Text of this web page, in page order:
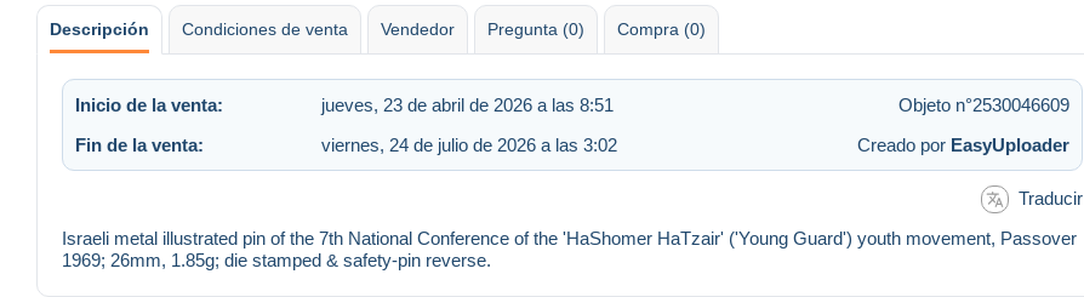
Descripción Condiciones de venta Vendedor Pregunta (0) Compra (0)
Inicio de la venta: jueves, 23 de abril de 2026 a las 8:51
Objeto n°2530046609
Fin de la venta:
viernes, 24 de julio de 2026 a las 3:02 Creado por EasyUploader
Traducir
Israeli metal illustrated pin of the 7th National Conference of the 'HaShomer HaTzair' ('Young Guard') youth movement, Passover
1969; 26mm, 1.85g; die stamped & safety-pin reverse.